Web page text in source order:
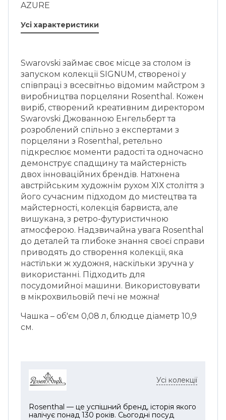
AZURE
Усі характеристики
Swarovski займає своє місце за столом із
запуском колекції SIGNUM, створеної у
співпраці з всесвітньо відомим майстром з
виробництва порцеляни Rosenthal. Кожен
виріб, створений креативним директором
Swarovski Джованною Енгельберт та
розроблений спільно з експертами з
порцеляни з Rosenthal, ретельно
підкреслює моменти радості та одночасно
демонструє спадщину та майстерність
двох інноваційних брендів. Натхнена
австрійським художнім рухом ХІХ століття з
його сучасним підходом до мистецтва та
майстерності, колекція барвиста, але
вишукана, з ретро-футуристичною
атмосферою. Надзвичайна увага Rosenthal
до деталей та глибоке знання своєї справи
приводять до створення колекції, яка
настільки ж художня, наскільки зручна у
використанні. Підходить для
посудомийної машини. Використовувати
в мікрохвильовій печі не можна!
Чашка – об'єм 0,08 л, блюдце діаметр 10,9
см.
Усі колекції
Rosenthal — це успішний бренд, історія якого
налічує понад 130 років. Сьогодні посуд